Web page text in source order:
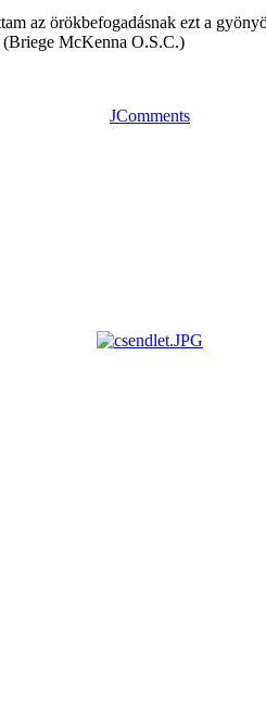
az örökbefogadásnak ezt a
(Briege McKenna O.S.C.)
JComments